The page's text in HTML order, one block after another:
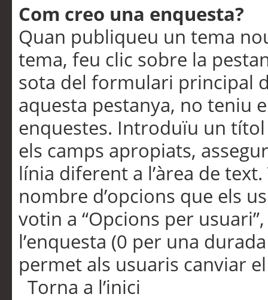
Com creo una enquesta?
Quan publiqueu un tema
tema, feu clic sobre la
sota del formulari principal
aquesta pestanya, no teniu
enquestes. Introduïu un
els camps apropiats,
línia diferent a l’àrea de
nombre d’opcions que els
votin a “Opcions per
l’enquesta (0 per una
permet als usuaris canviar
Torna a l’inici